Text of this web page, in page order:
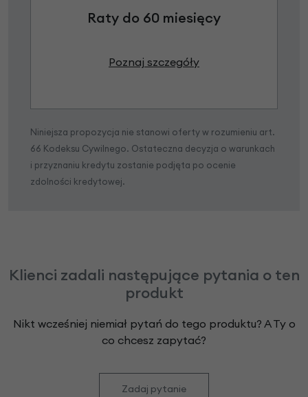
Raty do 60 miesięcy
Poznaj szczegóły
Niniejsza propozycja nie stanowi oferty w rozumieniu art.
66 Kodeksu Cywilnego. Ostateczna decyzja o warunkach
i przyznaniu kredytu zostanie podjęta po ocenie
zdolności kredytowej.
Klienci zadali następujące pytania o ten
produkt
Nikt wcześniej niemiał pytań do tego produktu? A Ty o
co chcesz zapytać?
Zadaj pytanie